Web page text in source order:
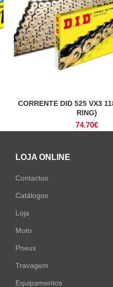
ADICIONAR
CORRENTE DID 525 VX3
RING)
74.70€
LOJA ONLINE
Contactos
Catálogos
Loja
Moto
Pneus
Travagem
Equipamentos